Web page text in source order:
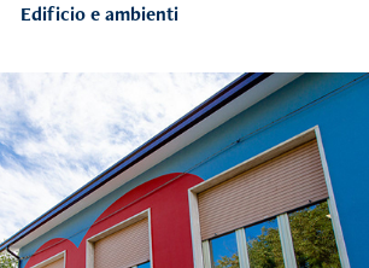
Edificio e ambienti